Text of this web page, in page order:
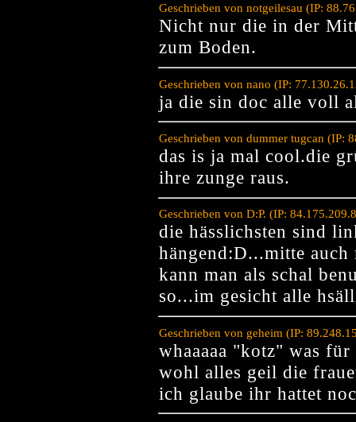
Geschrieben von notgeilesau (IP:
Nicht nur die in der
zum Boden.
Geschrieben von nano (IP:
ja die sin doc alle voll
Geschrieben von dummer tugcan (IP:
das is ja mal cool.die
ihre zunge raus.
Geschrieben von D:P. (IP:
die hässlichsten sind
hängend:D...mitte
kann man als schal
so...im gesicht alle
Geschrieben von geheim (IP:
whaaaaa "kotz" was
wohl alles geil die
ich glaube ihr hattet